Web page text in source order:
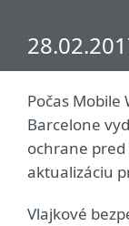
Počas
Barcelone
ochrane
aktualizáciu
Vlajkové